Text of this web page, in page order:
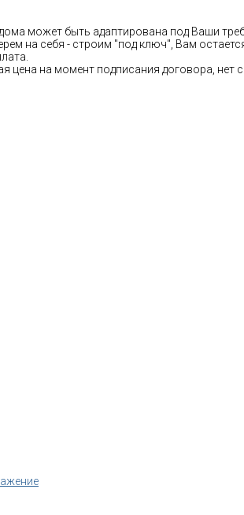
может быть адаптирована под Ваши
на себя - строим "под ключ", Вам
цена на момент подписания договора, нет